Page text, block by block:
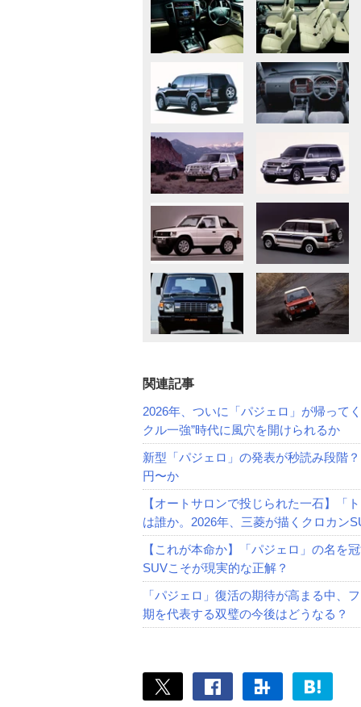
関連記事
2026年、ついに「パジェロ」が帰って
クル一強”時代に風穴を開けられるか
新型「パジェロ」の発表が秒読み段階
円〜か
【オートサロンで投じられた一石】「
は誰か。2026年、三菱が描くクロカン
【これが本命か】「パジェロ」の名を
SUVこそが現実的な正解？
「パジェロ」復活の期待が高まる中、
期を代表する双璧の今後はどうなる？